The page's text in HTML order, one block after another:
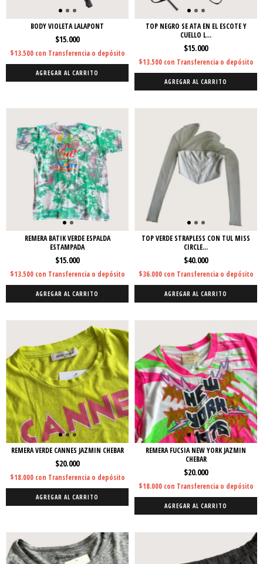
BODY VIOLETA LALAPONT
$15.000
$13.500 con Transferencia o depósito
AGREGAR AL CARRITO
TOP NEGRO SE ATA EN EL ESCOTE Y
CUELLO L...
$15.000
$13.500 con Transferencia o depósito
AGREGAR AL CARRITO
REMERA BATIK VERDE ESPALDA
ESTAMPADA
$15.000
$13.500 con Transferencia o depósito
AGREGAR AL CARRITO
TOP VERDE STRAPLESS CON TUL MISS
CIRCLE...
$40.000
$36.000 con Transferencia o depósito
AGREGAR AL CARRITO
REMERA VERDE CANNES JAZMIN CHEBAR
$20.000
$18.000 con Transferencia o depósito
AGREGAR AL CARRITO
REMERA FUCSIA NEW YORK JAZMIN
CHEBAR
$20.000
$18.000 con Transferencia o depósito
AGREGAR AL CARRITO